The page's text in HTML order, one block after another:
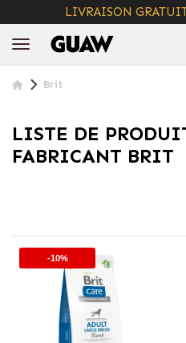
LIVRAISON
Brit
LISTE DE
FABRICANT BRIT
-10%